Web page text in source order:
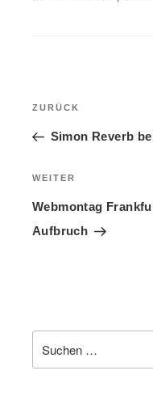
Vorheriger
Beitrag
ZURÜCK
Simon Reverb
Nächster
Beitrag
WEITER
Webmontag
Aufbruch
Suchen
nach: